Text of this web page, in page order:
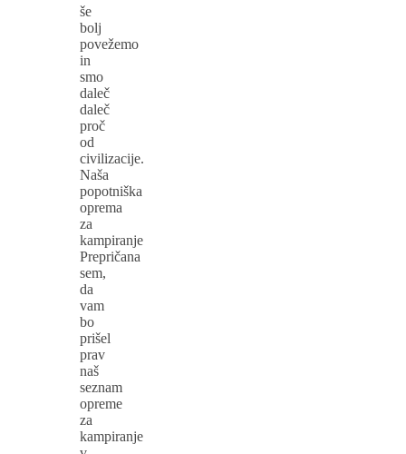
še
bolj
povežemo
in
smo
daleč
daleč
proč
od
civilizacije.
Naša
popotniška
oprema
za
kampiranje
Prepričana
sem,
da
vam
bo
prišel
prav
naš
seznam
opreme
za
kampiranje